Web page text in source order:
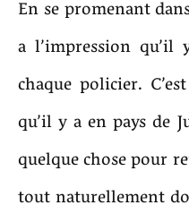
En se promenant
a l’impression
chaque policier.
qu’il y a en pays de
quelque chose pour
tout naturellement